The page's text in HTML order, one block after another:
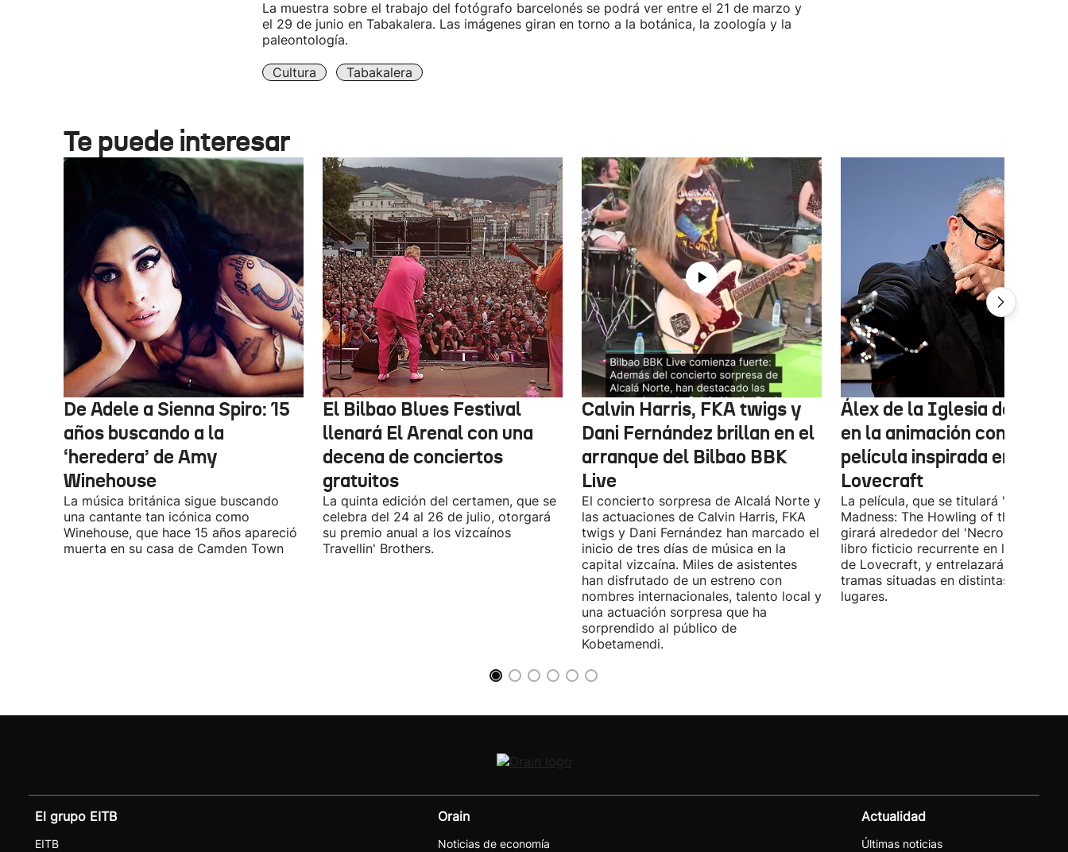
La muestra sobre el trabajo del fotógrafo barcelonés se podrá ver entre el 21 de marzo y
el 29 de junio en Tabakalera. Las imágenes giran en torno a la botánica, la zoología y la
paleontología.
Cultura Tabakalera
Te puede interesar
De Adele a Sienna Spiro: 15
años buscando a la
‘heredera’ de Amy
Winehouse
La música británica sigue buscando
una cantante tan icónica como
Winehouse, que hace 15 años apareció
muerta en su casa de Camden Town
El Bilbao Blues Festival
llenará El Arenal con una
decena de conciertos
gratuitos
La quinta edición del certamen, que se
celebra del 24 al 26 de julio, otorgará
su premio anual a los vizcaínos
Travellin' Brothers.
Calvin Harris, FKA twigs y
Dani Fernández brillan en el
arranque del Bilbao BBK
Live
El concierto sorpresa de Alcalá Norte y
las actuaciones de Calvin Harris, FKA
twigs y Dani Fernández han marcado el
inicio de tres días de música en la
capital vizcaína. Miles de asistentes
han disfrutado de un estreno con
nombres internacionales, talento local y
una actuación sorpresa que ha
sorprendido al público de
Kobetamendi.
Álex de la Iglesia debutará
en la animación con una
película inspirada en
Lovecraft
La película, que se titulará 'Ages of
Madness: The Howling of the Jinn',
girará alrededor del 'Necronomicón',
libro ficticio recurrente en los relatos
de Lovecraft, y entrelazará varias
tramas situadas en distintas épocas y
lugares.
El grupo EITB
EITB
Orain
Noticias de economía
Actualidad
Últimas noticias